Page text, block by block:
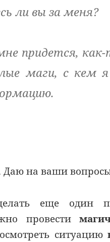
ли вы за меня?
придется,
маги, с кем
Даю на ваши
еще один
провести
ситуацию